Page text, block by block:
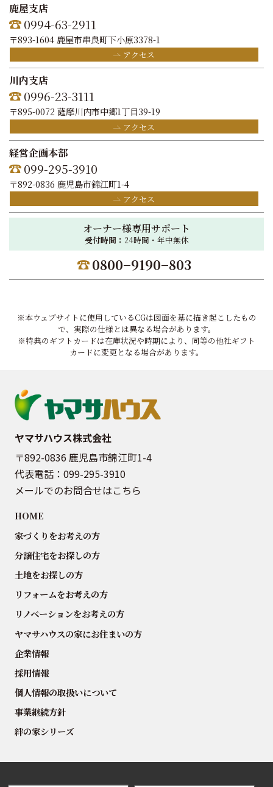
鹿屋支店
0994-63-2911
〒893-1604 鹿屋市串良町下小原3378-1
アクセス
川内支店
0996-23-3111
〒895-0072 薩摩川内市中郷1丁目39-19
アクセス
経営企画本部
099-295-3910
〒892-0836 鹿児島市錦江町1-4
アクセス
オーナー様専用サポート
受付時間： 24時間・年中無休
0800−9190−803
※本ウェブサイトに使用しているCGは図面を基に描き起こしたもの
で、実際の仕様とは異なる場合があります。
※特典のギフトカードは在庫状況や時期により、同等の他社ギフト
カードに変更となる場合があります。
ヤマサハウス株式会社
〒892-0836 鹿児島市錦江町1-4
代表電話： 099-295-3910
メールでのお問合せはこちら
HOME
家づくりをお考えの方
分譲住宅をお探しの方
土地をお探しの方
リフォームをお考えの方
リノベーションをお考えの方
ヤマサハウスの家にお住まいの方
企業情報
採用情報
個人情報の取扱いについて
事業継続方針
絆の家シリーズ